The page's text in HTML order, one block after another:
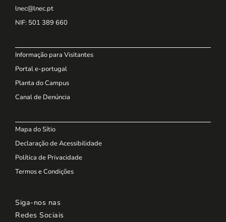
lnec@lnec.pt
NIF: 501 389 660
Informação para Visitantes
Portal e-portugal
Planta do Campus
Canal de Denúncia
Mapa do Sítio
Declaração de Acessibilidade
Política de Privacidade
Termos e Condições
Siga-nos nas
Redes Sociais